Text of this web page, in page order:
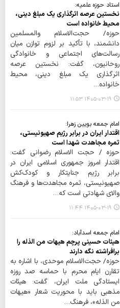
استاد حوزه علمیه:
نخستین عرصه اثرگذاری یک مبلغ دینی،
محیط خانواده است
حوزه/ حجت‌الاسلام والمسلمین
دانشمند، با تأکید بر لزوم توازن میان
رسالت‌های اجتماعی و خانوادگی
روحانیون، گفت: نخستین عرصه
اثرگذاری یک مبلغ دینی، محیط
خانواده…
۱۴۰۵-۰۳-۱۹ ۱۱:۵۳
امام جمعه بویین زهرا:
اقتدار ایران در برابر رژیم صهیونیستی،
ثمره مجاهدت شهدا است
حوزه / حجت الاسلام رضوانی گفت:
اقتدار امروز جمهوری اسلامی ایران در
برابر رژیم جنایتکار و کودک‌کش
صهیونیستی، ثمره مجاهدت‌ها و فرهنگ
والای شهادتی است که…
۱۴۰۵-۰۳-۱۹ ۱۱:۴۴
امام جمعه اسدآباد:
هیئات حسینی پرچم هیهات من الذله را
برافراشته نگه دارند
حوزه/ حجت‌الاسلام موحدی، با اشاره به
تقارن ایام محرم با حماسه صد روزه
ایستادگی ملت ایران، گفت: هیئات
مذهبی باید با محوریت شعار «هیهات
من الذله»، فرهنگ…